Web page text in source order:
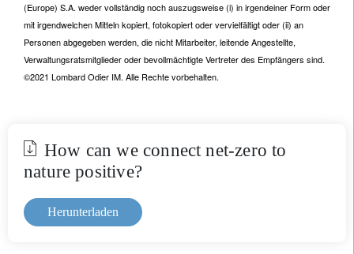
(Europe) S.A. weder vollständig noch auszugsweise (i) in irgendeiner Form oder
mit irgendwelchen Mitteln kopiert, fotokopiert oder vervielfältigt oder (ii) an
Personen abgegeben werden, die nicht Mitarbeiter, leitende Angestellte,
Verwaltungsratsmitglieder oder bevollmächtigte Vertreter des Empfängers sind.
©2021 Lombard Odier IM. Alle Rechte vorbehalten.
How can we connect net-zero to
nature positive?
Herunterladen